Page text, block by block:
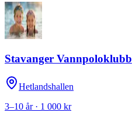
Stavanger Vannpoloklubb
Hetlandshallen
3–10 år · 1 000 kr